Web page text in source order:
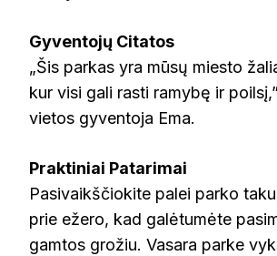
Gyventojų Citatos
„Šis parkas yra mūsų miesto
kur visi gali rasti ramybę ir
vietos gyventoja Ema.
Praktiniai Patarimai
Pasivaikščiokite palei parko
prie ežero, kad galėtumėte
gamtos grožiu. Vasara parke